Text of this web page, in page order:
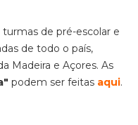
de pré-escolar e
de todo o país,
Madeira e Açores. As
podem ser feitas aqui.